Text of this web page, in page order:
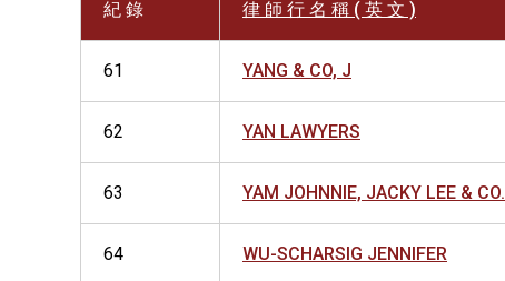
紀 錄 律 師 行 名 稱 ( 英 文 )
61 YANG & CO, J
62 YAN LAWYERS
63 YAM JOHNNIE, JACKY LEE & CO.
64 WU-SCHARSIG JENNIFER